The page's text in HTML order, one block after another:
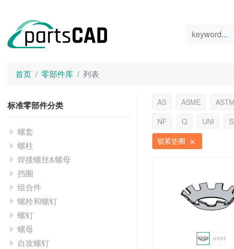
首页 零部件库 列表
标准零部件分类
螺套
螺柱
焊接螺丝&螺母
挡圈
组合件
螺栓和螺钉
螺钉
螺母
自攻螺钉
AS ASME ASTM
NF
Q UNI
锁紧垫圈